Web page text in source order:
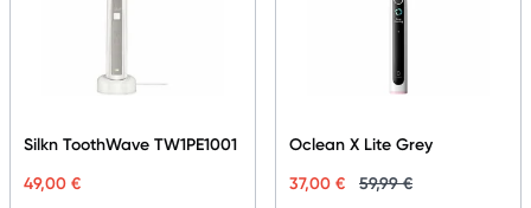
Silkn ToothWave TW1PE1001
49,00 €
Oclean X Lite Grey
37,00 €
59,99 €